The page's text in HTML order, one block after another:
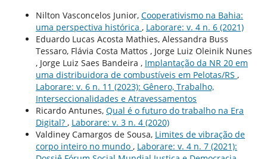
Nilton Vasconcelos Junior, Cooperativismo na Bahia:
uma perspectiva histórica , Laborare: v. 4 n. 6 (2021)
Eduardo Lucas Acosta Mathies, Alessandra Buss
Tessaro, Flávia Costa Mattos , Jorge Luiz Oleinik Nunes
, Jorge Luiz Saes Bandeira , Implantação da NR 20 em
uma distribuidora de combustíveis em Pelotas/RS ,
Laborare: v. 6 n. 11 (2023): Gênero, Trabalho,
Interseccionalidades e Atravessamentos
Ricardo Antunes, Qual é o futuro do trabalho na Era
Digital? , Laborare: v. 3 n. 4 (2020)
Valdiney Camargos de Sousa, Limites de vibração de
corpo inteiro no mundo , Laborare: v. 4 n. 7 (2021):